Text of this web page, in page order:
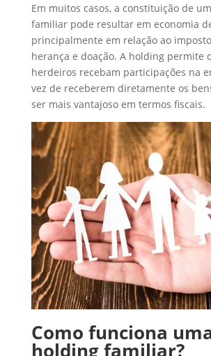
Em muitos casos, a constituição de
familiar pode resultar em economia
principalmente em relação ao
herança e doação. A holding permite
herdeiros recebam participações na
vez de receberem diretamente os
ser mais vantajoso em termos fiscais.
Como funciona
holding familiar?